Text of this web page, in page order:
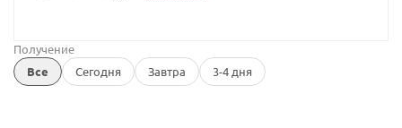
Получение
Все
Сегодня Завтра 3-4 дня